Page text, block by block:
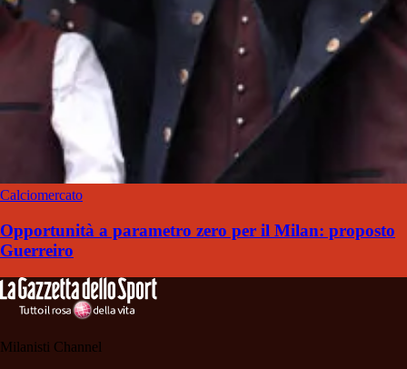
Calciomercato
Opportunità a parametro zero per il Milan: proposto
Guerreiro
Milanisti Channel